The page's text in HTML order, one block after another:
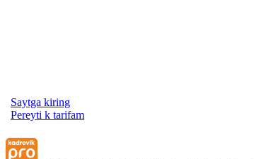
Saytga kiring
Pereyti k tarifam